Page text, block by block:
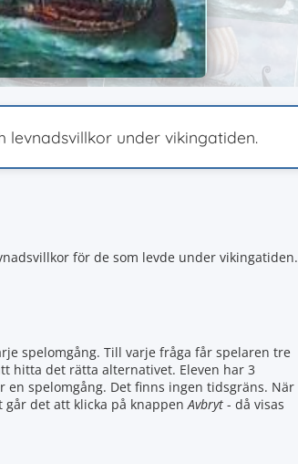
levnadsvillkor under vikingatiden.
för de som levde under vikingatiden.
spelomgång. Till varje fråga får spelaren tre
hitta det rätta alternativet. Eleven har 3
spelomgång. Det finns ingen tidsgräns. När
går det att klicka på knappenAvbryt - då visas